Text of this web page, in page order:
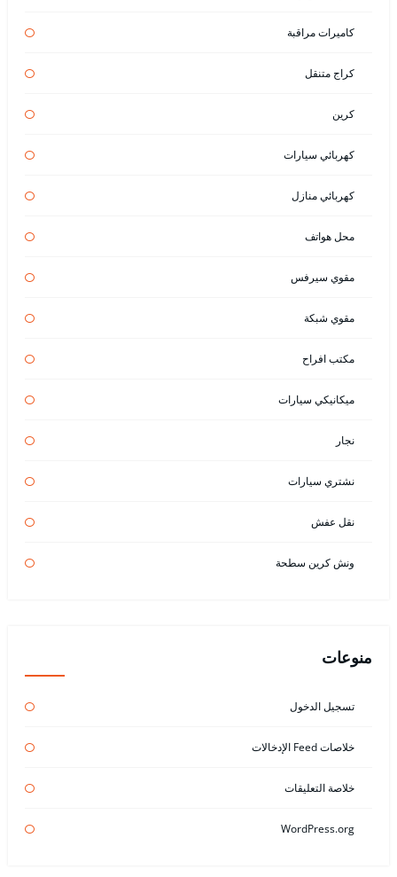
كاميرات مراقبة
كراج متنقل
كرين
كهربائي سيارات
كهربائي منازل
محل هواتف
مقوي سيرفس
مقوي شبكة
مكتب افراح
ميكانيكي سيارات
نجار
نشتري سيارات
نقل عفش
ونش كرين سطحة
منوعات
تسجيل الدخول
خلاصات Feed الإدخالات
خلاصة التعليقات
WordPress.org